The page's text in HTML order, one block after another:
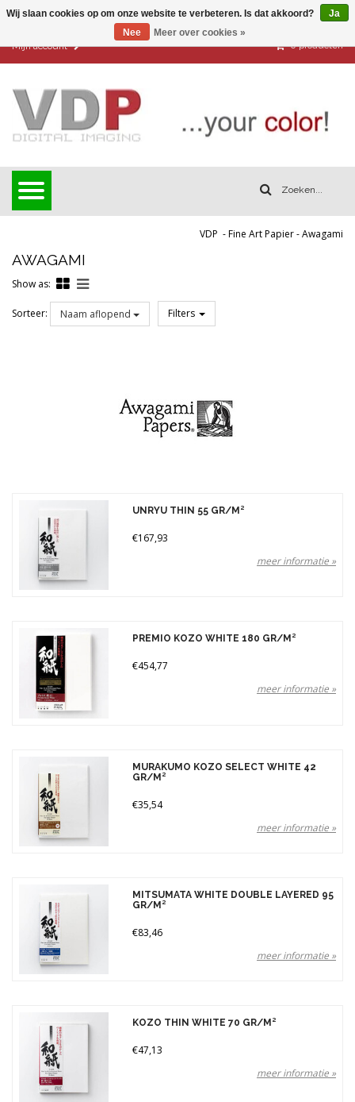
Mijn account 0 producten
VDP -Fine Art Papier-Awagami
AWAGAMI
Show as:
Sorteer: Naam aflopend Filters
UNRYU THIN 55 GR/M²
€167,93
meer informatie »
PREMIO KOZO WHITE 180 GR/M²
€454,77
meer informatie »
MURAKUMO KOZO SELECT WHITE 42
GR/M²
€35,54
meer informatie »
MITSUMATA WHITE DOUBLE LAYERED 95
GR/M²
€83,46
meer informatie »
KOZO THIN WHITE 70 GR/M²
€47,13
meer informatie »
Wij slaan cookies op om onze website te verbeteren. Is dat akkoord?
Ja
Nee
Meer over cookies »